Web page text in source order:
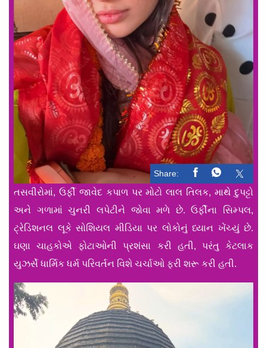
Share:
તસવીરોમાં, ઉર્ફી જાવેદ કપાળ પર મોટો લાલ તિલક, માથે દુપટ્ટો
અને ગળામાં ચુનરી લપેટીને જોવા મળે છે. ઉર્ફીના સિમ્પલ,
ટ્રેડિશનલ લૂકે સોશિયલ મીડિયા પર લોકોનું ધ્યાન ખેંચ્યું છે.
ઘણા ચાહકોએ ફોટાઓની પ્રશંસા કરી હતી, પરંતુ કેટલાક
યુઝર્સે ધાર્મિક ધર્મ પરિવર્તન વિશે ચર્ચાઓ ફરી શરૂ કરી હતી.